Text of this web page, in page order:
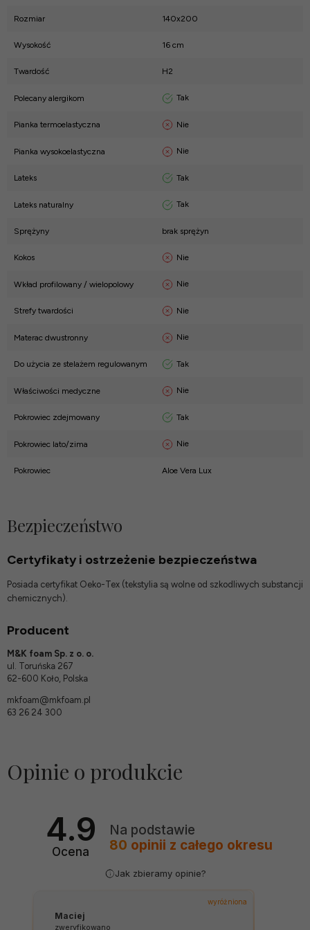
Rozmiar 140x200
Wysokość 16 cm
Twardość H2
Polecany alergikom Tak
Pianka termoelastyczna Nie
Pianka wysokoelastyczna Nie
Lateks Tak
Lateks naturalny Tak
Sprężyny brak sprężyn
Kokos Nie
Wkład profilowany / wielopolowy Nie
Strefy twardości Nie
Materac dwustronny Nie
Do użycia ze stelażem regulowanym Tak
Właściwości medyczne Nie
Pokrowiec zdejmowany Tak
Pokrowiec lato/zima Nie
Pokrowiec Aloe Vera Lux
Bezpieczeństwo
Certyfikaty i ostrzeżenie bezpieczeństwa
Posiada certyfikat Oeko-Tex (tekstylia są wolne od szkodliwych substancji
chemicznych).
Producent
M&K foam Sp. z o. o.
ul. Toruńska 267
62-600 Koło, Polska
mkfoam@mkfoam.pl
63 26 24 300
Opinie o produkcie
4.9
Ocena
Na podstawie
80 opinii z całego okresu
Jak zbieramy opinie?